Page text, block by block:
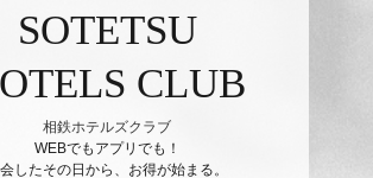
SOTETSU
CLUB
相鉄ホテルズクラブ
WEBでもアプリでも！
したその日から、お得が始まる。